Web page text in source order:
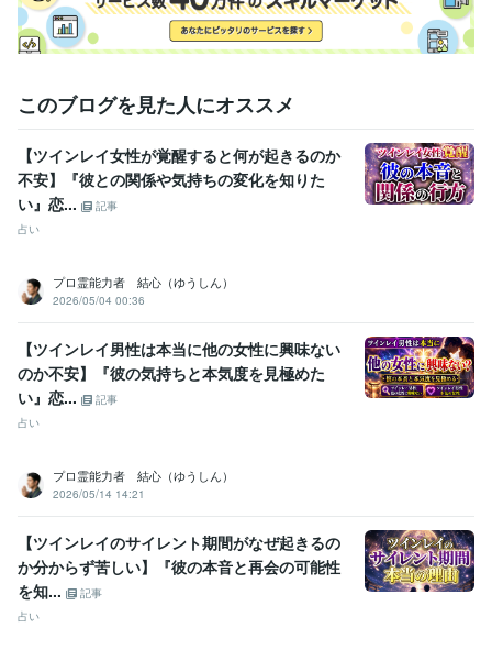
このブログを見た人にオススメ
【ツインレイ女性が覚醒すると何が起きるのか
不安】『彼との関係や気持ちの変化を知りた
い』恋...
記事
占い
プロ霊能力者 結心（ゆうしん）
2026/05/04 00:36
【ツインレイ男性は本当に他の女性に興味ない
のか不安】『彼の気持ちと本気度を見極めた
い』恋...
記事
占い
プロ霊能力者 結心（ゆうしん）
2026/05/14 14:21
【ツインレイのサイレント期間がなぜ起きるの
か分からず苦しい】『彼の本音と再会の可能性
を知...
記事
占い